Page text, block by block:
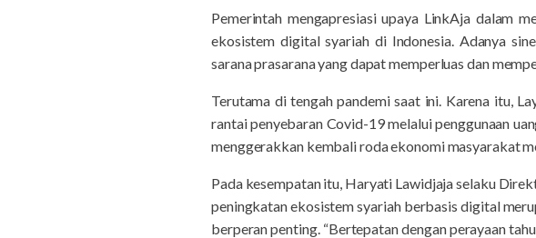
Pemerintah mengapresiasi upaya LinkAja dalam
ekosistem digital syariah di Indonesia. Adanya
sarana prasarana yang dapat memperluas dan
Terutama di tengah pandemi saat ini. Karena itu,
rantai penyebaran Covid-19 melalui penggunaan
menggerakkan kembali roda ekonomi masyarakat
Pada kesempatan itu, Haryati Lawidjaja selaku
peningkatan ekosistem syariah berbasis digital
berperan penting. “Bertepatan dengan perayaan